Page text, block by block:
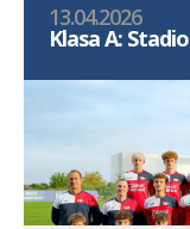
średzka drużyna
dobrym
13.04.2026
Klasa A: